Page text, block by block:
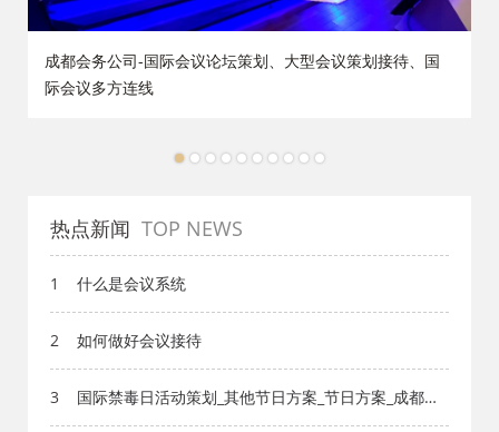
成都会务公司-国际会议论坛策划、大型会议策划接待、国
际会议多方连线
5 6 7 8 9 10
热点新闻 TOP NEWS
1 什么是会议系统
2 如何做好会议接待
3
国际禁毒日活动策划_其他节日方案_节日方案_成都活